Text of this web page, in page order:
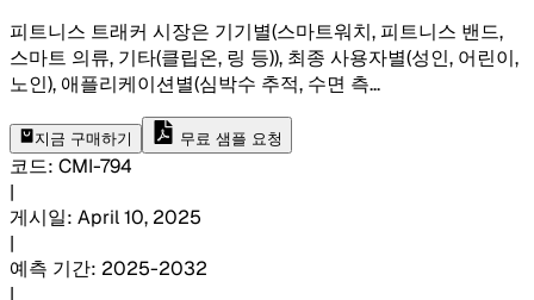
피트니스 트래커 시장은 기기별(스마트워치, 피트니스 밴드,
스마트 의류, 기타(클립온, 링 등)), 최종 사용자별(성인, 어린이,
노인), 애플리케이션별(심박수 추적, 수면 ​​측...
지금 구매하기 무료 샘플 요청
코드: CMI-794
|
게시일: April 10, 2025
|
예측 기간: 2025-2032
|